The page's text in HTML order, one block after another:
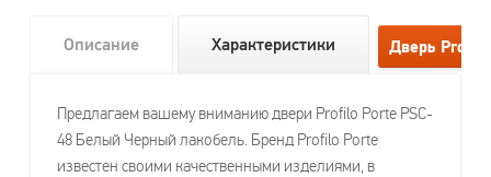
Описание Характеристики
Предлагаем вашему вниманию двери Profilo Porte PSC-
48 Белый Черный лакобель. Бренд Profilo Porte
известен своими качественными изделиями, в